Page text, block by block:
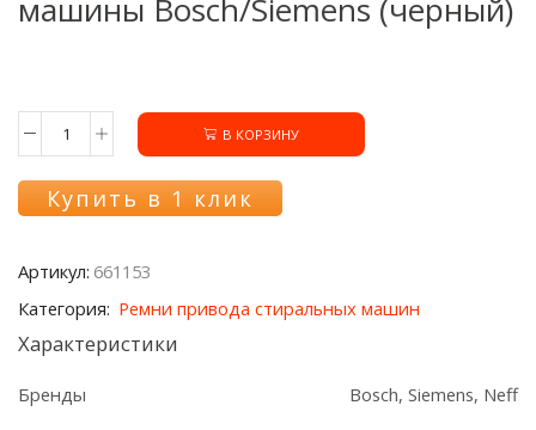
машины Bosch/Siemens (черный)
Количество
Ремень
1163
машины
(черный)
В КОРЗИНУ
Купить в 1 клик
Артикул: 661153
Категория: Ремни привода стиральных машин
Характеристики
Бренды Bosch, Siemens, Neff